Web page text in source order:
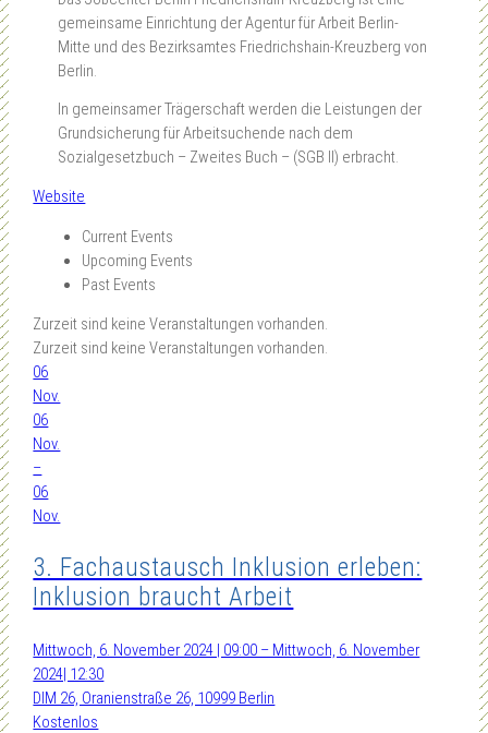
gemeinsame Einrichtung der Agentur für Arbeit Berlin-
Mitte und des Bezirksamtes Friedrichshain-Kreuzberg von
Berlin.
In gemeinsamer Trägerschaft werden die Leistungen der
Grundsicherung für Arbeitsuchende nach dem
Sozialgesetzbuch – Zweites Buch – (SGB II) erbracht.
Website
Current Events
Upcoming Events
Past Events
Zurzeit sind keine Veranstaltungen vorhanden.
Zurzeit sind keine Veranstaltungen vorhanden.
06
Nov.
06
Nov.
–
06
Nov.
3. Fachaustausch Inklusion erleben:
Inklusion braucht Arbeit
Mittwoch, 6. November 2024 | 09:00 – Mittwoch, 6. November
2024| 12:30
DIM 26, Oranienstraße 26, 10999 Berlin
Kostenlos